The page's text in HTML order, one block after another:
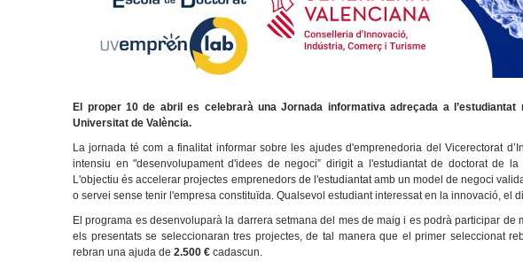
El proper 10 de abril es celebrarà una Jornada informativa adreçada a
Universitat de València.
La jornada té com a finalitat informar sobre les ajudes d'emprenedoria del Vicerectorat
intensiu en "desenvolupament d'idees de negoci” dirigit a l'estudiantat de doctorat de
L'objectiu és accelerar projectes emprenedors de l'estudiantat amb un model de negoci
o servei sense tenir l'empresa constituïda. Qualsevol estudiant interessat en la innovació, el
El programa es desenvoluparà la darrera setmana del mes de maig i es podrà participar
els presentats se seleccionaran tres projectes, de tal manera que el primer seleccionat
rebran una ajuda de2.500 €cadascun.